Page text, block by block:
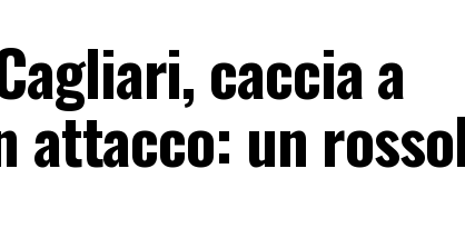
caccia a
attacco: un